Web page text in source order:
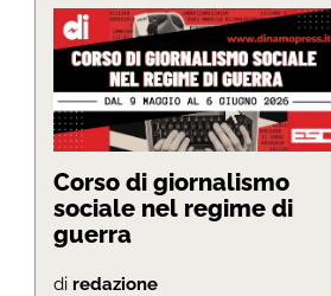
Corso di giornalismo
sociale nel regime di
guerra
di redazione